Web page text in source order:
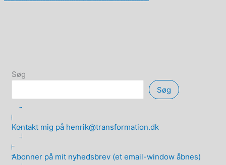
Søg
Søg
Kontakt mig på henrik@transformation.dk
Abonner på mit nyhedsbrev (et email-window åbnes)